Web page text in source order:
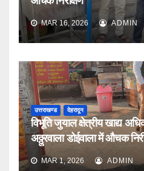
MAR 16, 2026 ADMIN
उत्तराखण्ड देहरादून
विभूति जुयाल क्षेत्रीय खाद्य
अठ्ठुरवाला डोईवाला में औचक
MAR 1, 2026 ADMIN